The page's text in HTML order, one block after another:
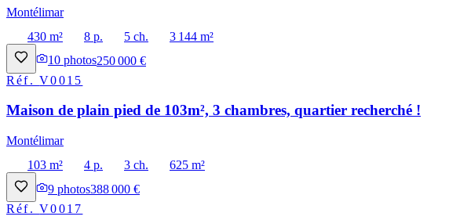
Montélimar
430 m²
8 p. 5 ch.
3 144 m²
10 photos250 000 €
Réf.V0015
Maison de plain pied de 103m², 3 chambres, quartier recherché !
Montélimar
103 m²
4 p. 3 ch.
625 m²
9 photos388 000 €
Réf.V0017